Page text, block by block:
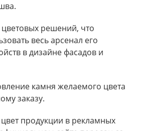
решений, что
весь арсенал его
в дизайне фасадов и
камня желаемого цвета
заказу.
продукции в рекламных